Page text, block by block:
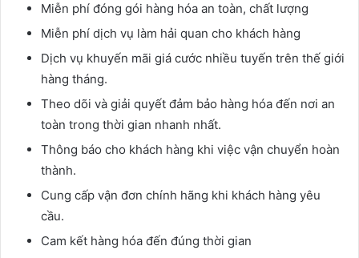
Miễn phí đóng gói hàng hóa an toàn, chất lượng
Miễn phí dịch vụ làm hải quan cho khách hàng
Dịch vụ khuyến mãi giá cước nhiều tuyến trên thế giới
hàng tháng.
Theo dõi và giải quyết đảm bảo hàng hóa đến nơi an
toàn trong thời gian nhanh nhất.
Thông báo cho khách hàng khi việc vận chuyển hoàn
thành.
Cung cấp vận đơn chính hãng khi khách hàng yêu
cầu.
Cam kết hàng hóa đến đúng thời gian